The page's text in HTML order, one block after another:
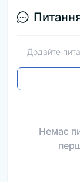
Додайте
Немає